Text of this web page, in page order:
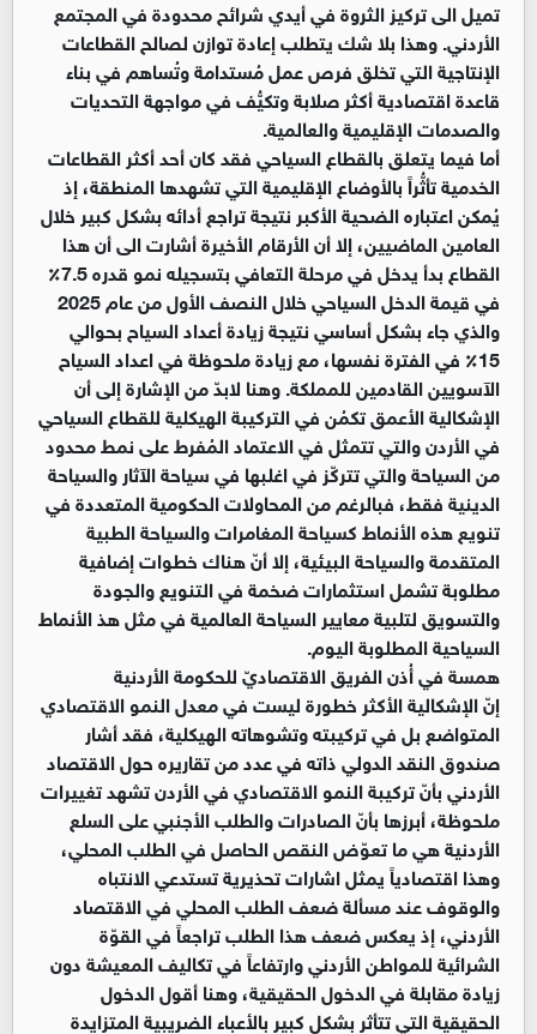
تميل الى تركيز الثروة في أيدي شرائح محدودة في المجتمع
الأردني. وهذا بلا شك يتطلب إعادة توازن لصالح القطاعات
الإنتاجية التي تخلق فرص عمل مُستدامة وتُساهم في بناء
قاعدة اقتصادية أكثر صلابة وتكيُّف في مواجهة التحديات
والصدمات الإقليمية والعالمية.
أما فيما يتعلق بالقطاع السياحي فقد كان أحد أكثر القطاعات
الخدمية تأثُّراً بالأوضاع الإقليمية التي تشهدها المنطقة، إذ
يُمكن اعتباره الضحية الأكبر نتيجة تراجع أدائه بشكل كبير خلال
العامين الماضيين، إلا أن الأرقام الأخيرة أشارت الى أن هذا
القطاع بدأ يدخل في مرحلة التعافي بتسجيله نمو قدره 7.5٪
في قيمة الدخل السياحي خلال النصف الأول من عام 2025
والذي جاء بشكل أساسي نتيجة زيادة أعداد السياح بحوالي
15٪ في الفترة نفسها، مع زيادة ملحوظة في اعداد السياح
الآسويين القادمين للمملكة. وهنا لابدّ من الإشارة إلى أن
الإشكالية الأعمق تكمُن في التركيبة الهيكلية للقطاع السياحي
في الأردن والتي تتمثل في الاعتماد المُفرط على نمط محدود
من السياحة والتي تتركّز في اغلبها في سياحة الآثار والسياحة
الدينية فقط، فبالرغم من المحاولات الحكومية المتعددة في
تنويع هذه الأنماط كسياحة المغامرات والسياحة الطبية
المتقدمة والسياحة البيئية، إلا أنّ هناك خطوات إضافية
مطلوبة تشمل استثمارات ضخمة في التنويع والجودة
والتسويق لتلبية معايير السياحة العالمية في مثل هذ الأنماط
السياحية المطلوبة اليوم.
همسة في أُذن الفريق الاقتصاديّ للحكومة الأردنية
إنّ الإشكالية الأكثر خطورة ليست في معدل النمو الاقتصادي
المتواضع بل في تركيبته وتشوهاته الهيكلية، فقد أشار
صندوق النقد الدولي ذاته في عدد من تقاريره حول الاقتصاد
الأردني بأنّ تركيبة النمو الاقتصادي في الأردن تشهد تغييرات
ملحوظة، أبرزها بأنّ الصادرات والطلب الأجنبي على السلع
الأردنية هي ما تعوّض النقص الحاصل في الطلب المحلي،
وهذا اقتصادياً يمثل اشارات تحذيرية تستدعي الانتباه
والوقوف عند مسألة ضعف الطلب المحلي في الاقتصاد
الأردني، إذ يعكس ضعف هذا الطلب تراجعاً في القوّة
الشرائية للمواطن الأردني وارتفاعاً في تكاليف المعيشة دون
زيادة مقابلة في الدخول الحقيقية، وهنا أقول الدخول
الحقيقية التي تتأثر بشكل كبير بالأعباء الضريبية المتزايدة